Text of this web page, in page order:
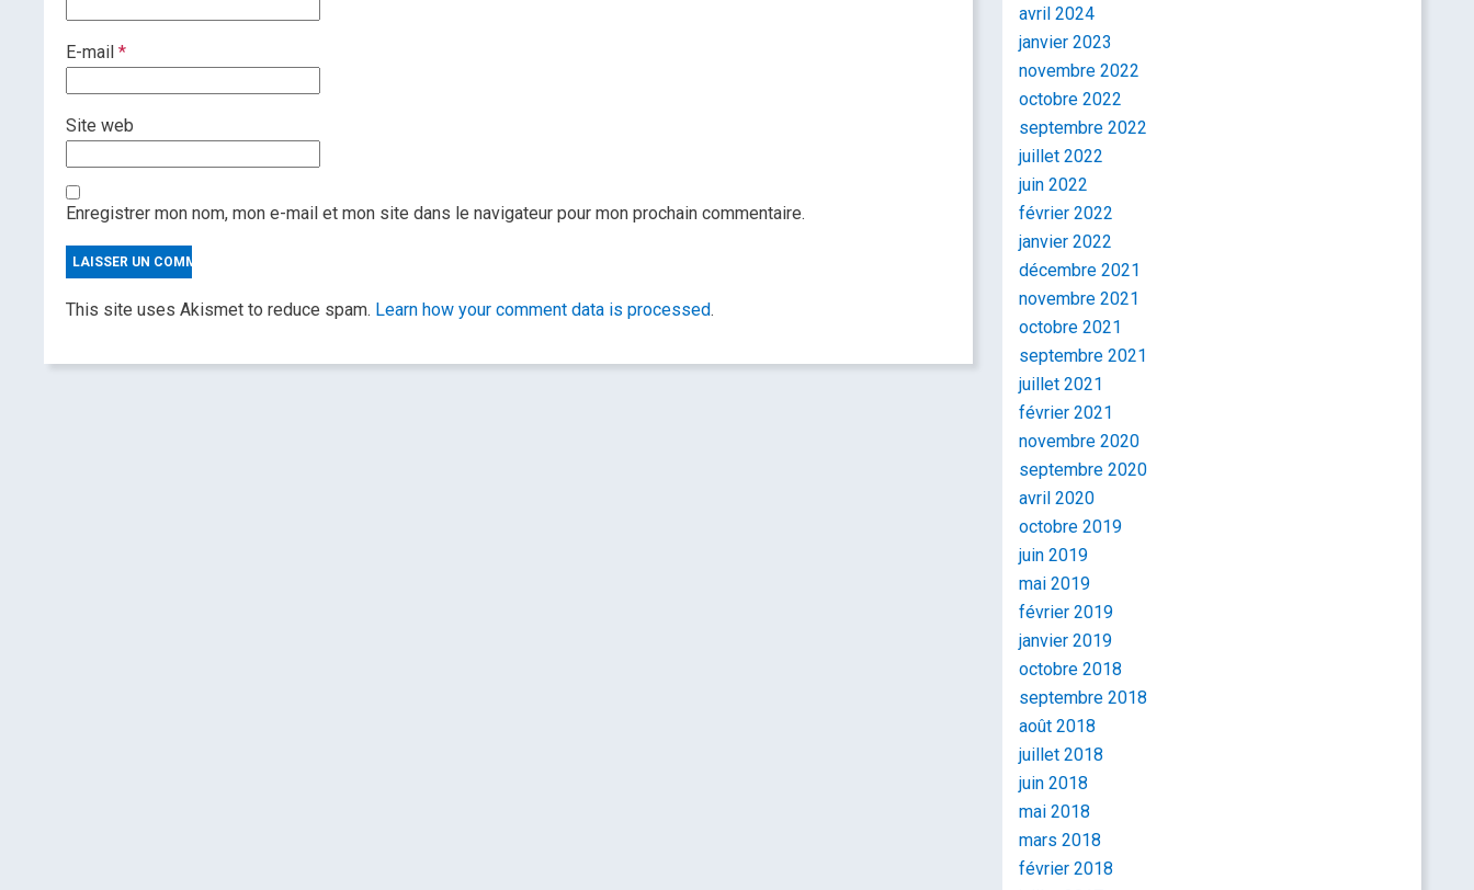
E-mail *
Site web
Enregistrer mon nom, mon e-mail et mon site dans le navigateur pour mon prochain commentaire.
This site uses Akismet to reduce spam. Learn how your comment data is processed.
avril 2024
janvier 2023
novembre 2022
octobre 2022
septembre 2022
juillet 2022
juin 2022
février 2022
janvier 2022
décembre 2021
novembre 2021
octobre 2021
septembre 2021
juillet 2021
février 2021
novembre 2020
septembre 2020
avril 2020
octobre 2019
juin 2019
mai 2019
février 2019
janvier 2019
octobre 2018
septembre 2018
août 2018
juillet 2018
juin 2018
mai 2018
mars 2018
février 2018